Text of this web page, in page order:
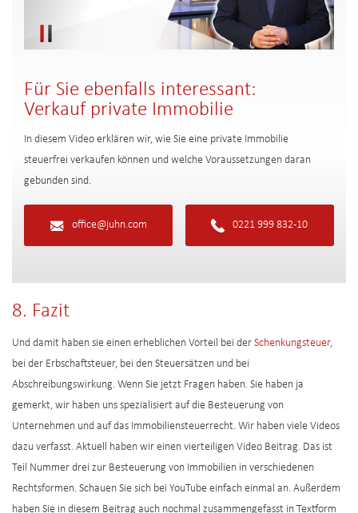
Für Sie ebenfalls interessant:
Verkauf private Immobilie
In diesem Video erklären wir, wie Sie eine private Immobilie
steuerfrei verkaufen können und welche Voraussetzungen daran
gebunden sind.
office@juhn.com 0221 999 832-10
8. Fazit
Und damit haben sie einen erheblichen Vorteil bei der Schenkungsteuer,
bei der Erbschaftsteuer, bei den Steuersätzen und bei
Abschreibungswirkung. Wenn Sie jetzt Fragen haben. Sie haben ja
gemerkt, wir haben uns spezialisiert auf die Besteuerung von
Unternehmen und auf das Immobiliensteuerrecht. Wir haben viele Videos
dazu verfasst. Aktuell haben wir einen vierteiligen Video Beitrag. Das ist
Teil Nummer drei zur Besteuerung von Immobilien in verschiedenen
Rechtsformen. Schauen Sie sich bei YouTube einfach einmal an. Außerdem
haben Sie in diesem Beitrag auch nochmal zusammengefasst in Textform